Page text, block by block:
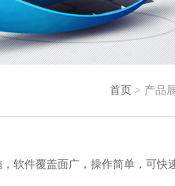
首页 > 产品
软件覆盖面广，操作简单，可快